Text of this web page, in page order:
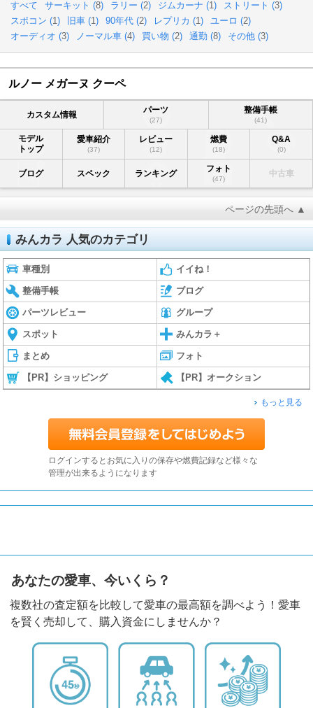
すべて サーキット (8) ラリー (2) ジムカーナ (1) ストリート (3)
スポコン (1) 旧車 (1) 90年代 (2) レプリカ (1) ユーロ (2)
オーディオ (3) ノーマル車 (4) 買い物 (2) 通勤 (8) その他 (3)
ルノー メガーヌ クーペ
カスタム情報 パーツ
(27)
整備手帳
(41)
モデル
トップ
愛車紹介
(37)
レビュー
(12)
燃費
(18)
Q&A
(0)
ブログ スペック ランキング フォト
(47)
中古車
ページの先頭へ ▲
みんカラ 人気のカテゴリ
車種別 イイね！
整備手帳 ブログ
パーツレビュー グループ
スポット みんカラ＋
まとめ フォト
【PR】ショッピング 【PR】オークション
もっと見る
ログインするとお気に入りの保存や燃費記録など様々な
管理が出来るようになります
あなたの愛車、今いくら？
複数社の査定額を比較して愛車の最高額を調べよう！愛車
を賢く売却して、購入資金にしませんか？